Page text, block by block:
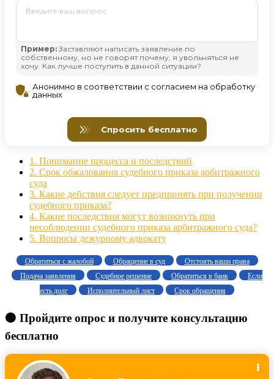
1. Понимание процесса и последствий
2. Срок обжалования судебного приказа арбитражного
суда
3. Какие действия следует предпринять при получении
судебного приказа?
4. Какие последствия могут возникнуть при
несоблюдении судебного приказа арбитражного суда?
5. Вопросы дежурному адвокату
Обратиться с жалобой Обращение в суд
Отстоять ваши права
Подача заявления
Судебное решение Обратиться в банк
Если
есть долг
Исполнительный лист Срок обращения
🟠 Пройдите опрос и получите консультацию
бесплатно